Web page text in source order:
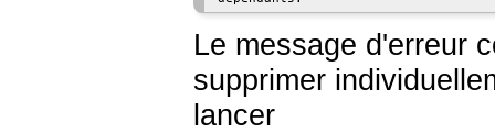
Le message d'erreur
supprimer
lancer